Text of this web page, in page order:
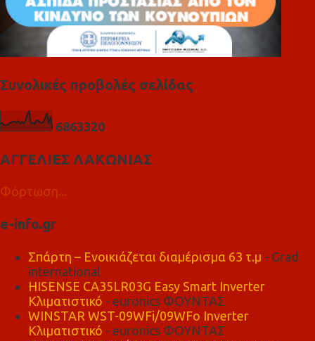
Συνολικές προβολές σελίδας
6863320
ΑΓΓΕΛΙΕΣ ΛΑΚΩΝΙΑΣ
Φόρτωση...
e-info.gr
Σπάρτη – Ενοικιάζεται διαμέρισμα 63 τ.μ - Grad
international
HISENSE CA35LR03G Easy Smart Inverter
Κλιματιστικό - euronics ΦΟΥΝΤΑΣ
WINSTAR WST-09WFi/09WFo Inverter
Κλιματιστικό - euronics ΦΟΥΝΤΑΣ